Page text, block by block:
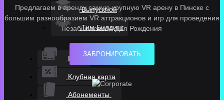
Выпускной
Тим Билдинг
Цены
Клубная карта
Абонементы
Предлагаем в аренду cамую крупную VR арену в Пинске с
большим разнообразием VR аттракционов и игр для проведения
незабываемого Дня Рождения
ЗАБРОНИРОВАТЬ